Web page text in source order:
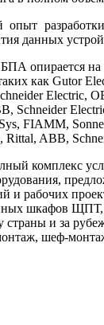
данных
опирается на
как Gutor
Electric,
Schneider
FIAMM,
ABB,
комплекс
и рабочих
шкафов
и за
шеф-